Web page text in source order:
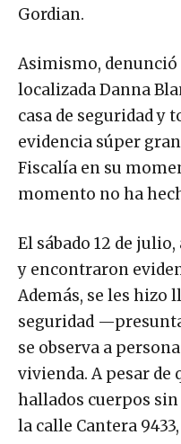
Gordian.
Asimismo, denunció
localizada Danna
casa de seguridad y
evidencia súper
Fiscalía en su
momento no ha
El sábado 12 de
y encontraron
Además, se les hizo
seguridad
se observa a
vivienda. A pesar de
hallados cuerpos
la calle Cantera